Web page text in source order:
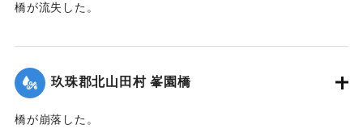
橋が流失した。
｜固有コード:00275036
玖珠郡北山田村 峯園橋
橋が崩落した。